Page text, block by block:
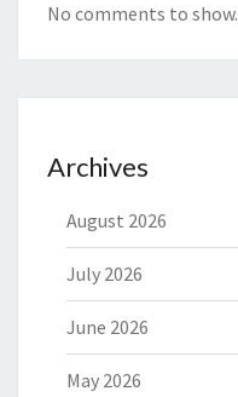
No comments to show.
Archives
August 2026
July 2026
June 2026
May 2026